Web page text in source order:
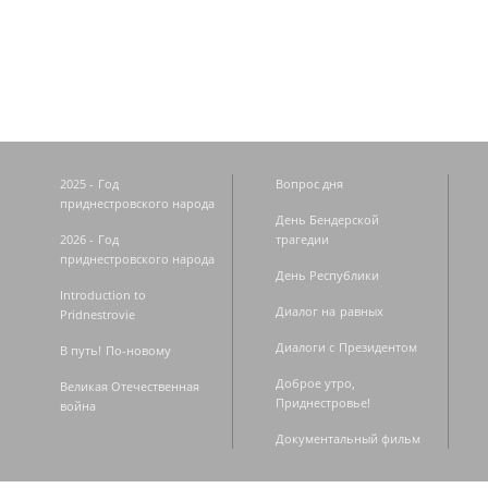
2025 - Год
приднестровского народа
2026 - Год
приднестровского народа
Introduction to
Pridnestrovie
В путь! По-новому
Великая Отечественная
война
Вопрос дня
День Бендерской
трагедии
День Республики
Диалог на равных
Диалоги с Президентом
Доброе утро,
Приднестровье!
Документальный фильм